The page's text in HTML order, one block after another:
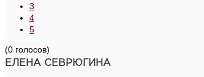
3
4
5
(0 голосов)
ЕЛЕНА СЕВРЮГИНА